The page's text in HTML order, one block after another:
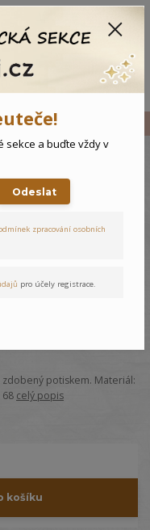
Menu
Koala - 68
potiskem. Materiál:
68 celý popis
košíku
sekce a buďte vždy v
Odeslat
zpracování osobních
pro účely registrace.